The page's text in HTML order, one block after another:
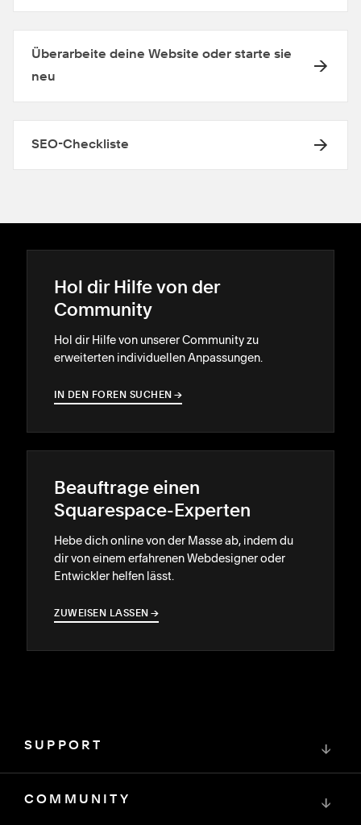
Überarbeite deine Website oder starte sie
neu
SEO-Checkliste
Hol dir Hilfe von der
Community
Hol dir Hilfe von unserer Community zu
erweiterten individuellen Anpassungen.
IN DEN FOREN SUCHEN →
→
Beauftrage einen
Squarespace-Experten
Hebe dich online von der Masse ab, indem du
dir von einem erfahrenen Webdesigner oder
Entwickler helfen lässt.
ZUWEISEN LASSEN →
→
SUPPORT ↓
COMMUNITY ↓